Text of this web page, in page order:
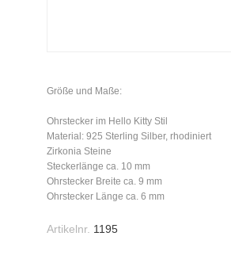
Größe und Maße:
Ohrstecker im Hello Kitty Stil
Material: 925 Sterling Silber, rhodiniert
Zirkonia Steine
Steckerlänge ca. 10 mm
Ohrstecker Breite ca. 9 mm
Ohrstecker Länge ca. 6 mm
Artikelnr. 1195